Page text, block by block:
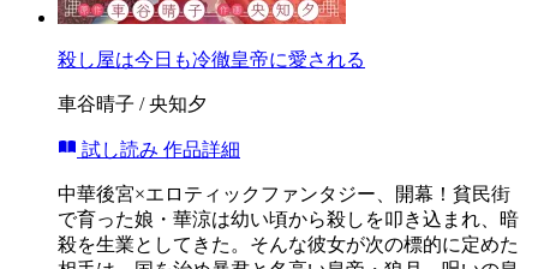
殺し屋は今日も冷徹皇帝に愛される
車谷晴子 / 央知夕
試し読み 作品詳細
中華後宮×エロティックファンタジー、開幕！貧民街
で育った娘・華涼は幼い頃から殺しを叩き込まれ、暗
殺を生業としてきた。そんな彼女が次の標的に定めた